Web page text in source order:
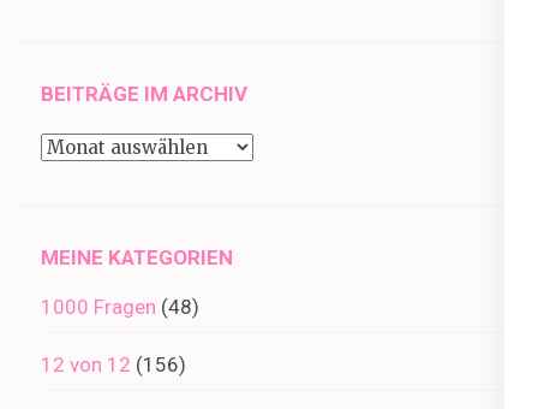
BEITRÄGE IM ARCHIV
Beiträge
MEINE KATEGORIEN
1000 Fragen (48)
12 von 12 (156)